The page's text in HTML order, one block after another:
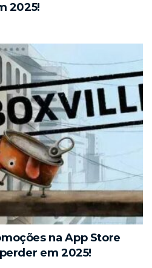
2025!
na App Store
em 2025!